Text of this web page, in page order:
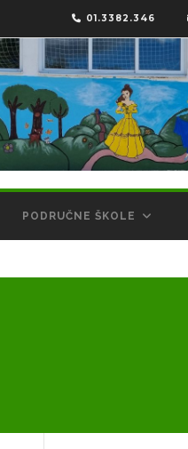
01.3382.346
PODRUČNE ŠKOLE